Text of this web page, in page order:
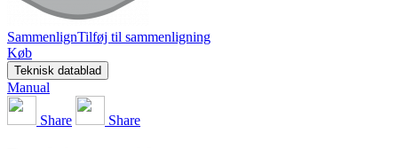
SammenlignTilføj til sammenligning
Køb
Teknisk datablad
Manual
Share Share